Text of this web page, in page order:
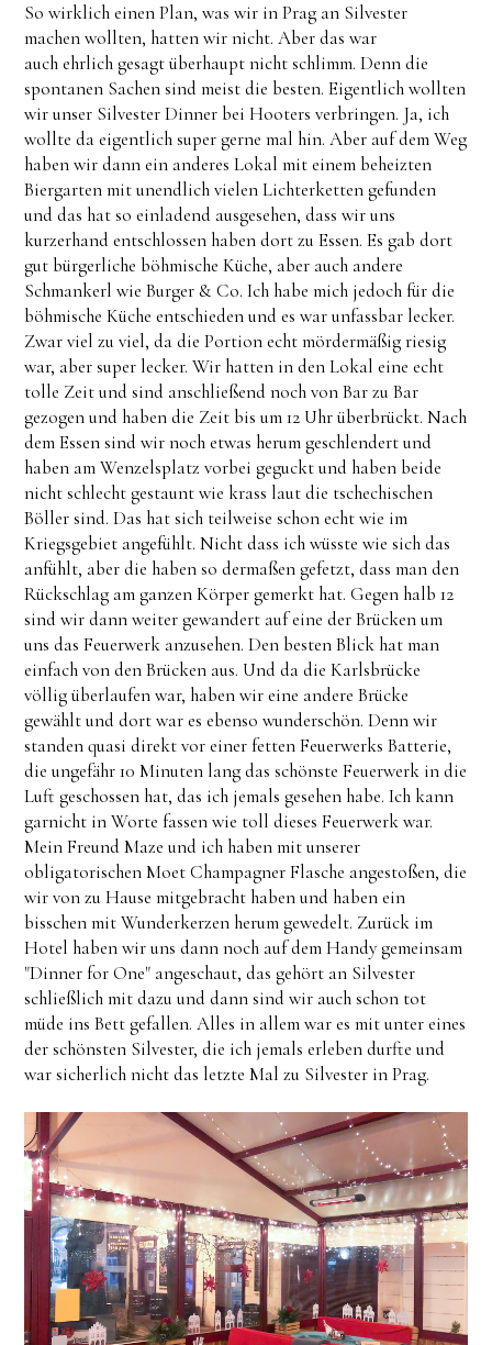
So wirklich einen Plan, was wir in Prag an Silvester
machen wollten, hatten wir nicht. Aber das war
auchehrlich gesagt überhaupt nicht schlimm. Denn die
spontanen Sachen sind meist die besten. Eigentlich wollten
wir unser Silvester Dinner bei Hooters verbringen. Ja, ich
wollte da eigentlich super gerne mal hin. Aber auf dem Weg
haben wir dann ein anderes Lokal mit einem beheizten
Biergarten mit unendlich vielen Lichterketten gefunden
und das hat so einladend ausgesehen, dass wir uns
kurzerhand entschlossen haben dort zu Essen. Es gab dort
gut bürgerliche böhmische Küche, aber auch andere
Schmankerl wie Burger & Co. Ich habe mich jedoch für die
böhmische Küche entschieden und es war unfassbar lecker.
Zwar viel zu viel, da die Portion echt mördermäßig riesig
war, aber super lecker. Wir hatten in den Lokal eine echt
tolle Zeit und sind anschließend noch von Bar zu Bar
gezogen und haben die Zeit bis um 12 Uhr überbrückt. Nach
dem Essen sind wir noch etwas herum geschlendert und
haben am Wenzelsplatz vorbei geguckt und haben beide
nicht schlecht gestaunt wie krass laut die tschechischen
Böller sind. Das hat sich teilweise schon echt wie im
Kriegsgebiet angefühlt. Nicht dass ich wüsste wie sich das
anfühlt, aber die haben so dermaßen gefetzt, dass man den
Rückschlag am ganzen Körper gemerkt hat. Gegen halb 12
sind wir dann weiter gewandert auf eine der Brücken um
uns das Feuerwerk anzusehen. Den besten Blick hat man
einfach von den Brücken aus. Und da die Karlsbrücke
völlig überlaufen war, haben wir eine andere Brücke
gewählt und dort war es ebenso wunderschön. Denn wir
standen quasi direkt vor einer fetten Feuerwerks Batterie,
die ungefähr 10 Minuten lang das schönste Feuerwerk in die
Luft geschossen hat, das ich jemals gesehen habe. Ich kann
garnicht in Worte fassen wie toll dieses Feuerwerk war.
Mein Freund Maze und ich haben mit unserer
obligatorischen Moet Champagner Flasche angestoßen, die
wir von zu Hause mitgebracht haben und haben ein
bisschen mit Wunderkerzen herum gewedelt. Zurück im
Hotel haben wir uns dann noch auf dem Handy gemeinsam
"Dinner for One" angeschaut, das gehört an Silvester
schließlich mit dazu und dann sind wir auch schon tot
müde ins Bett gefallen. Alles in allem war es mit unter eines
der schönsten Silvester, die ich jemals erleben durfte und
war sicherlich nicht das letzte Mal zu Silvester in Prag.